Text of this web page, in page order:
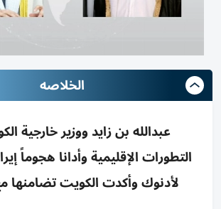
الخلاصه
عبدالله بن زايد ووزير خارجية
التطورات الإقليمية وأدانا هجوماً
لأدنوك وأكدت الكويت تضامنها